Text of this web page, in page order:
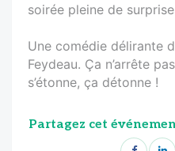
soirée pleine de
Une comédie délirante
Feydeau. Ça n’arrête
s’étonne, ça détonne !
Partagez cet